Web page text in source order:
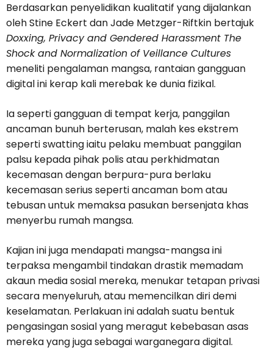
Berdasarkan penyelidikan kualitatif yang dijalankan
oleh Stine Eckert dan Jade Metzger-Riftkin bertajuk
Doxxing, Privacy and Gendered Harassment The
Shock and Normalization of Veillance Cultures
meneliti pengalaman mangsa, rantaian gangguan
digital ini kerap kali merebak ke dunia fizikal.
Ia seperti gangguan di tempat kerja, panggilan
ancaman bunuh berterusan, malah kes ekstrem
seperti swatting iaitu pelaku membuat panggilan
palsu kepada pihak polis atau perkhidmatan
kecemasan dengan berpura-pura berlaku
kecemasan serius seperti ancaman bom atau
tebusan untuk memaksa pasukan bersenjata khas
menyerbu rumah mangsa.
Kajian ini juga mendapati mangsa-mangsa ini
terpaksa mengambil tindakan drastik memadam
akaun media sosial mereka, menukar tetapan privasi
secara menyeluruh, atau memencilkan diri demi
keselamatan. Perlakuan ini adalah suatu bentuk
pengasingan sosial yang meragut kebebasan asas
mereka yang juga sebagai warganegara digital.